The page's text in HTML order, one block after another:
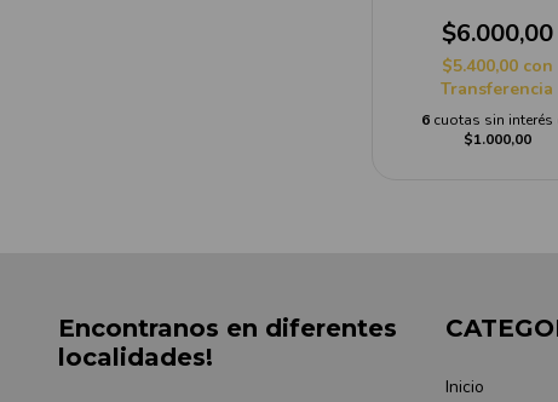
$6.000,00
$5.400,00 con
Transferencia
6 cuotas sin interés
$1.000,00
Encontranos en diferentes
localidades!
Inicio